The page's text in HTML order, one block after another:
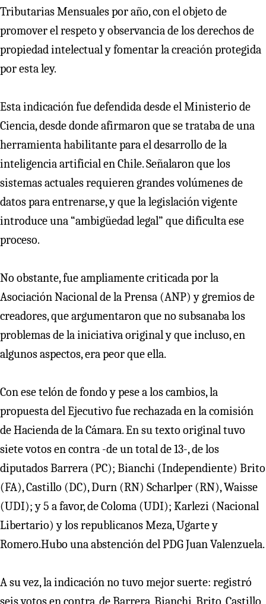
Tributarias Mensuales por año, con el objeto de
promover el respeto y observancia de los derechos de
propiedad intelectual y fomentar la creación protegida
por esta ley.
Esta indicación fue defendida desde el Ministerio de
Ciencia, desde donde afirmaron que se trataba de una
herramienta habilitante para el desarrollo de la
inteligencia artificial en Chile. Señalaron que los
sistemas actuales requieren grandes volúmenes de
datos para entrenarse, y que la legislación vigente
introduce una “ambigüedad legal” que dificulta ese
proceso.
No obstante, fue ampliamente criticada por la
Asociación Nacional de la Prensa (ANP) y gremios de
creadores, que argumentaron que no subsanaba los
problemas de la iniciativa original y que incluso, en
algunos aspectos, era peor que ella.
Con ese telón de fondo y pese a los cambios, la
propuesta del Ejecutivo fue rechazada en la comisión
de Hacienda de la Cámara. En su texto original tuvo
siete votos en contra -de un total de 13-, de los
diputados Barrera (PC); Bianchi (Independiente) Brito
(FA), Castillo (DC), Durn (RN) Scharlper (RN), Waisse
(UDI); y 5 a favor, de Coloma (UDI); Karlezi (Nacional
Libertario) y los republicanos Meza, Ugarte y
Romero.Hubo una abstención del PDG Juan Valenzuela.
A su vez, la indicación no tuvo mejor suerte: registró
seis votos en contra, de Barrera, Bianchi, Brito, Castillo,